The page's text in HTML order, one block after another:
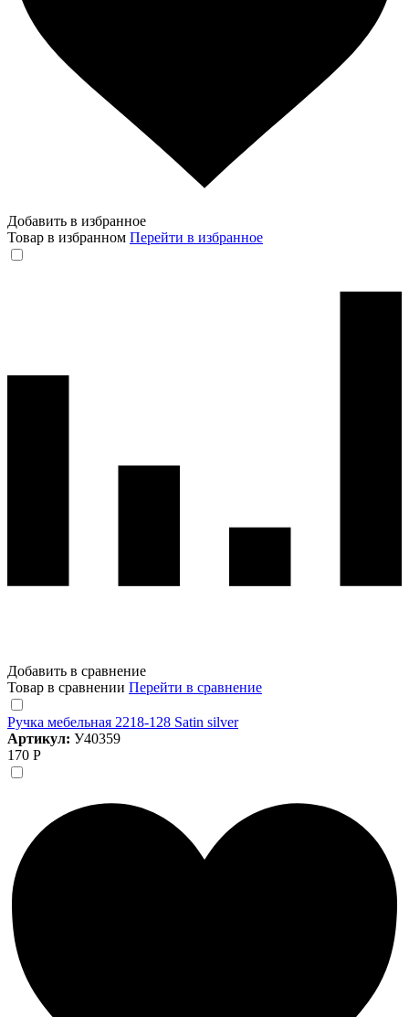
Добавить в избранное
Товар в избранном Перейти в избранное
Добавить в сравнение
Товар в сравнении Перейти в сравнение
Ручка мебельная 2218-128 Satin silver
Артикул: У40359
170 Р